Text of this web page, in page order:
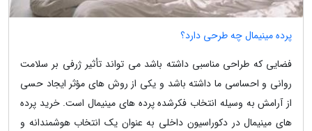
پرده مینیمال چه طرحی دارد؟
فضایی که طراحی مناسبی داشته باشد می تواند تأثیر ژرفی بر سلامت
روانی و احساسی ما داشته باشد و یکی از روش های مؤثر ایجاد حسی
از آرامش به وسیله انتخاب فکرشده پرده های مینیمال است. خرید پرده
های مینیمال در دکوراسیون داخلی به عنوان یک انتخاب هوشمندانه و